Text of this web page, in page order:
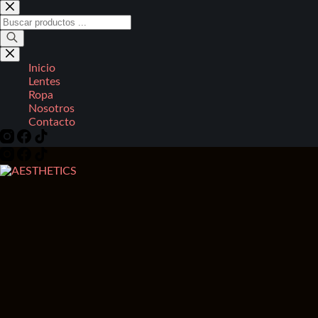
Saltar
al
contenido
Búsqueda
de
productos
Inicio
Lentes
Ropa
Nosotros
Contacto